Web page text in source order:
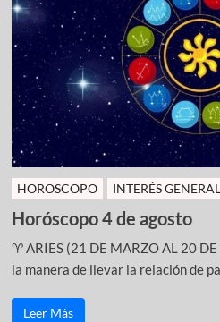
HOROSCOPO INTERÉS GENERAL
Horóscopo 4 de agosto
♈ ARIES (21 DE MARZO AL 20
la manera de llevar la relación de
Leer Más